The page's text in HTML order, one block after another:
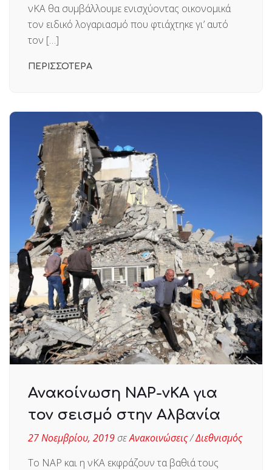
νΚΑ θα συμβάλλουμε ενισχύοντας οικονομικά
τον ειδικό λογαριασμό που φτιάχτηκε γι’ αυτό
τον […]
ΠΕΡΙΣΣΟΤΕΡΑ
Ανακοίνωση ΝΑΡ-νΚΑ για
τον σεισμό στην Αλβανία
27 Νοεμβρίου, 2019σεΑνακοινώσεις/Διεθνισμός
Το ΝΑΡ και η νΚΑ εκφράζουν τα βαθιά τους